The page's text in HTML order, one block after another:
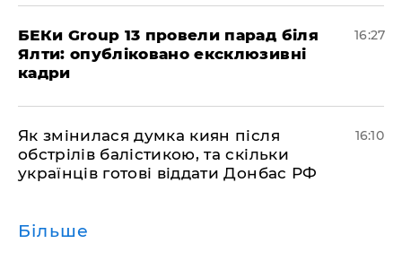
БЕКи Group 13 провели парад біля
Ялти: опубліковано ексклюзивні
кадри
16:27
Як змінилася думка киян після
обстрілів балістикою, та скільки
українців готові віддати Донбас РФ
16:10
Більше